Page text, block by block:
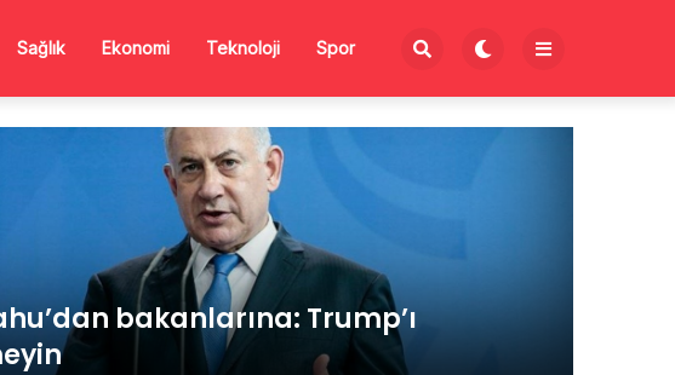
Sağlık Ekonomi Teknoloji Spor
bakanlarına: Trump’ı